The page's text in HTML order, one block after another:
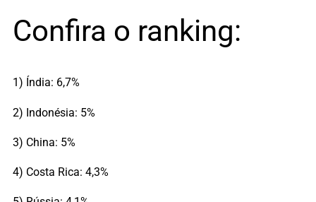
Confira o ranking:
1) Índia: 6,7%
2) Indonésia: 5%
3) China: 5%
4) Costa Rica: 4,3%